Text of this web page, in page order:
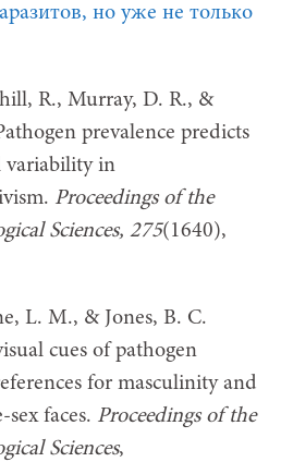
но уже не только
R., Murray, D. R., &
prevalence predicts
variability in
Proceedings of the
Sciences, 275(1640),
L. M., & Jones, B. C.
cues of pathogen
for masculinity and
faces. Proceedings of the
Sciences,